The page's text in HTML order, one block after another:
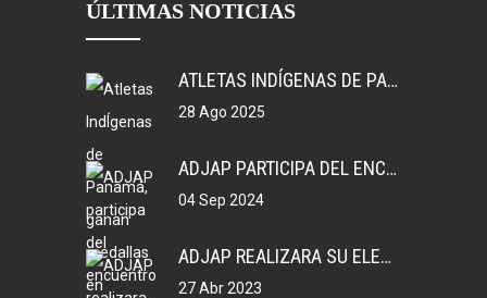
ÚLTIMAS NOTICIAS
ATLETAS INDÍGENAS DE PANAMÁ, GANAN MEDALLAS EN COLOMBIA.
28 Ago 2025
ADJAP PARTICIPA DEL ENCUENTRO DEPORTIVO EN MEXICO
04 Sep 2024
ADJAP REALIZARA SU ELECCIONES DE JUNTA DIRECTIVA NACIONAL, 2023
27 Abr 2023